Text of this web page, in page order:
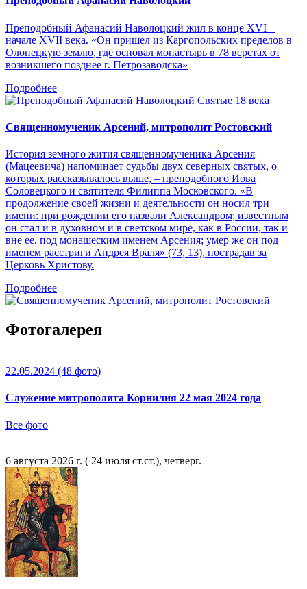
Преподобный Афанасий Наволоцкий жил в конце XVI –
начале XVII века. «Он пришел из Каргопольских пределов в
Олонецкую землю, где основал монастырь в 78 верстах от
возникшего позднее г. Петрозаводска»
Подробнее
Святые 18 века
Священномученик Арсений, митрополит Ростовский
История земного жития священномученика Арсения
(Мацеевича) напоминает судьбы двух северных святых, о
которых рассказывалось выше, – преподобного Иова
Соловецкого и святителя Филиппа Московского. «В
продолжение своей жизни и деятельности он носил три
имени: при рождении его назвали Александром; известным
он стал и в духовном и в светском мире, как в России, так и
вне ее, под монашеским именем Арсения; умер же он под
именем расстриги Андрея Враля» (73, 13), пострадав за
Церковь Христову.
Подробнее
Фотогалерея
22.05.2024 (48 фото)
Служение митрополита Корнилия 22 мая 2024 года
Все фото
6 августа 2026 г. ( 24 июля ст.ст.), четверг.